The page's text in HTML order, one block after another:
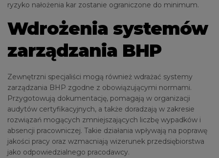
ryzyko nałożenia kar zostanie ograniczone do minimum.
Wdrożenia systemów
zarządzania BHP
Zewnętrzni specjaliści mogą również wdrażać systemy
zarządzania BHP zgodne z obowiązującymi normami.
Przygotowują dokumentację, pomagają w organizacji
audytów certyfikacyjnych, a także doradzają w zakresie
rozwiązań mogących zmniejszających liczbę wypadków i
absencji pracowniczej. Takie działania wpływają na poprawę
jakości pracy oraz wzmacniają wizerunek przedsiębiorstwa
jako odpowiedzialnego pracodawcy.